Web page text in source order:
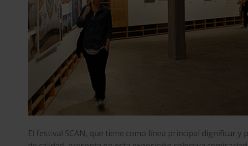
El festival SCAN, que tiene como línea principal dignificar